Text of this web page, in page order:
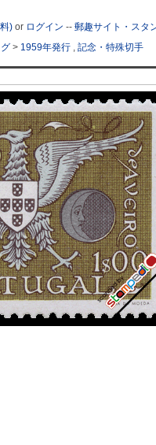
) or ログイン -- 郵趣サイト・スタ
> 1959年発行 , 記念・特殊切手